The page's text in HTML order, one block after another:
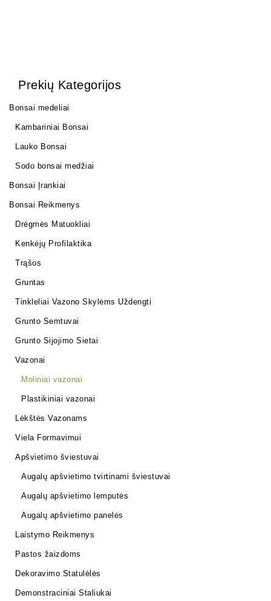
Prekių Kategorijos
Bonsai medeliai
Kambariniai Bonsai
Lauko Bonsai
Sodo bonsai medžiai
Bonsai Įrankiai
Bonsai Reikmenys
Drėgmės Matuokliai
Kenkėjų Profilaktika
Trąšos
Gruntas
Tinkleliai Vazono Skylėms Uždengti
Grunto Semtuvai
Grunto Sijojimo Sietai
Vazonai
Moliniai vazonai
Plastikiniai vazonai
Lėkštės Vazonams
Viela Formavimui
Apšvietimo šviestuvai
Augalų apšvietimo tvirtinami šviestuvai
Augalų apšvietimo lemputės
Augalų apšvietimo panelės
Laistymo Reikmenys
Pastos žaizdoms
Dekoravimo Statulėlės
Demonstraciniai Staliukai